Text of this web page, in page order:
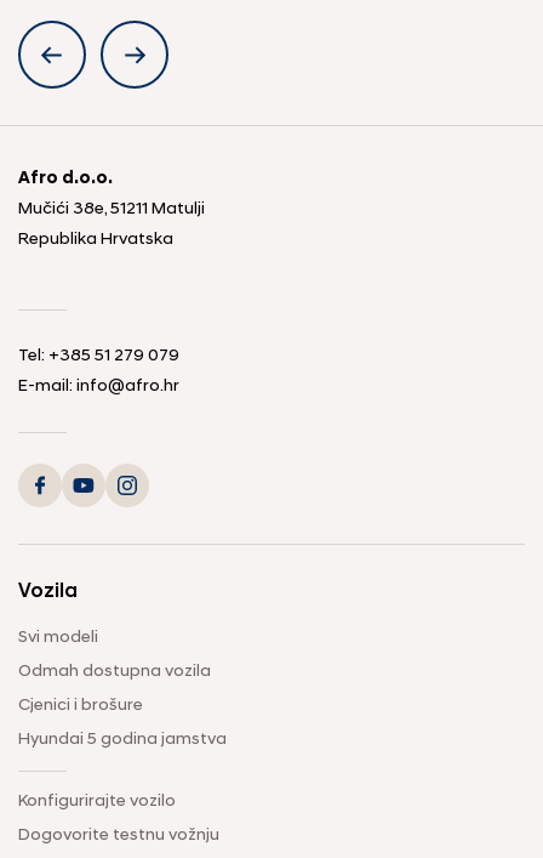
Afro d.o.o.
Mučići 38e, 51211 Matulji
Republika Hrvatska
Tel: +385 51 279 079
E-mail: info@afro.hr
Vozila
Svi modeli
Odmah dostupna vozila
Cjenici i brošure
Hyundai 5 godina jamstva
Konfigurirajte vozilo
Dogovorite testnu vožnju